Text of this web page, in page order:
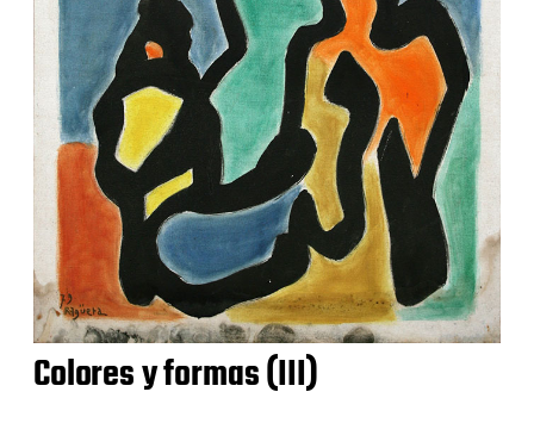
Colores y formas (III)